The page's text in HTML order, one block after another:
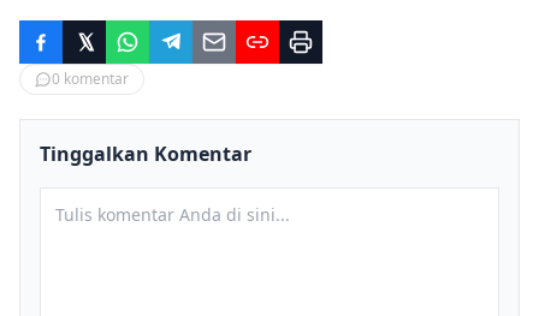
0 komentar
Tinggalkan Komentar